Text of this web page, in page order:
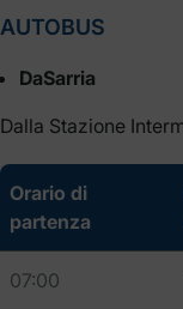
AUTOBUS
DaSarria
Dalla Stazione
Orario di
partenza
07:00